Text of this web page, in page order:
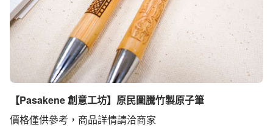
【Pasakene 創意工坊】原民圖騰竹製原子筆
價格僅供參考，商品詳情請洽商家